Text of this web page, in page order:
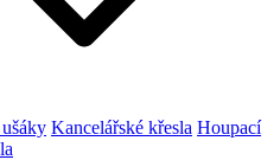
Kancelářské křesla Houpací